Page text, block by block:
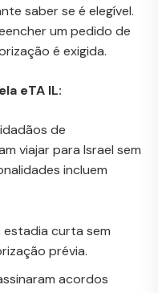
saber se é elegível.
um pedido de
é exigida.
eTA IL:
de
viajar para Israel sem
incluem
estadia curta sem
prévia.
acordos